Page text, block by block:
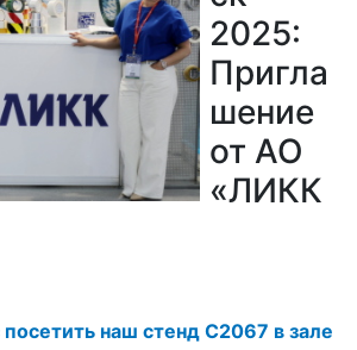
2025:
Пригла
шение
от АО
«ЛИКК
наш стенд C2067 в зале